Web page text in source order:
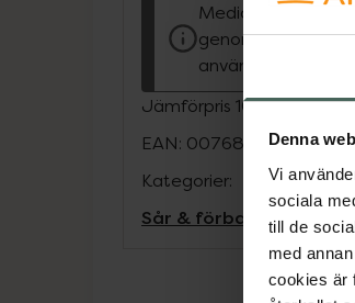
Denna
Vi
sociala
till de
med
cookies är
Medicinteknisk
genom CE-
använda och
Jämförpris 100,21 kr/st
EAN: 00768455015872
Kategorier:
Sår & förband Sår, bett